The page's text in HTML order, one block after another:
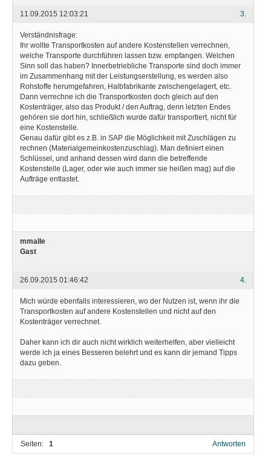
3.
11.09.2015 12:03:21
Verständnisfrage:
Ihr wollte Transportkosten auf andere Kostenstellen verrechnen,
welche Transporte durchführen lassen bzw. empfangen. Welchen
Sinn soll das haben? Innerbetriebliche Transporte sind doch immer
im Zusammenhang mit der Leistungserstellung, es werden also
Rohstoffe herumgefahren, Halbfabrikante zwischengelagert, etc.
Dann verrechne ich die Transportkosten doch gleich auf den
Kostenträger, also das Produkt / den Auftrag, denn letzten Endes
gehören sie dort hin, schließlich wurde dafür transportiert, nicht für
eine Kostenstelle.
Genau dafür gibt es z.B. in SAP die Möglichkeit mit Zuschlägen zu
rechnen (Materialgemeinkostenzuschlag). Man definiert einen
Schlüssel, und anhand dessen wird dann die betreffende
Kostenstelle (Lager, oder wie auch immer sie heißen mag) auf die
Aufträge entlastet.
mmalle
Gast
4.
26.09.2015 01:46:42
Mich würde ebenfalls interessieren, wo der Nutzen ist, wenn ihr die
Transportkosten auf andere Kostenstellen und nicht auf den
Kostenträger verrechnet.
Daher kann ich dir auch nicht wirklich weiterhelfen, aber vielleicht
werde ich ja eines Besseren belehrt und es kann dir jemand Tipps
dazu geben.
Seiten: 1 Antworten